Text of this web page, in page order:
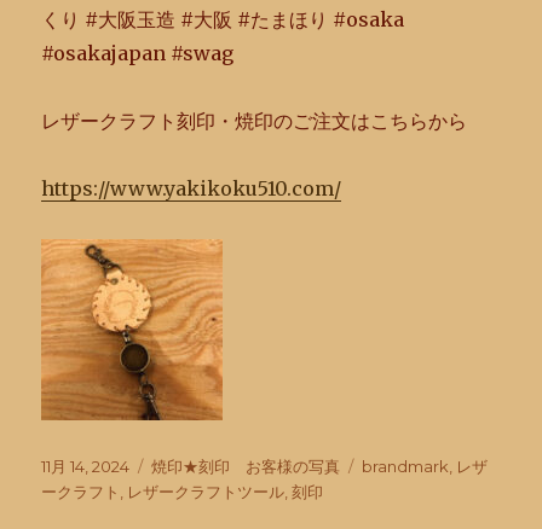
くり #大阪玉造 #大阪 #たまほり #osaka
#osakajapan #swag
レザークラフト刻印・焼印のご注文はこちらから
https://www.yakikoku510.com/
投
稿
11月 14, 2024
カ
テ
焼印★刻印 お客様の写真
タ
brandmark レザ
ークラフト
レザークラフトツール ,刻印